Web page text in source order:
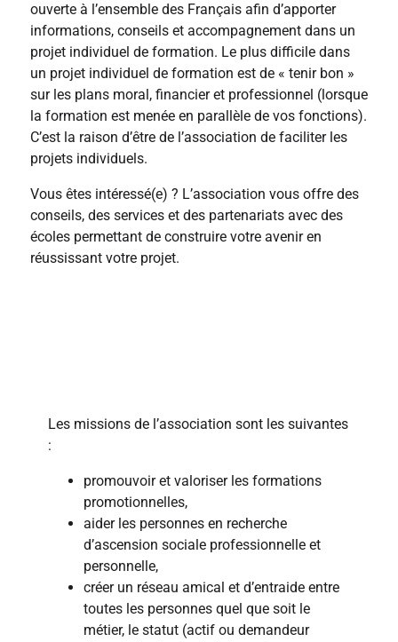
ouverte à l’ensemble des Français afin d’apporter
informations, conseils et accompagnement dans un
projet individuel de formation. Le plus difficile dans
un projet individuel de formation est de « tenir bon »
sur les plans moral, financier et professionnel (lorsque
la formation est menée en parallèle de vos fonctions).
C’est la raison d’être de l’association de faciliter les
projets individuels.
Vous êtes intéressé(e) ? L’association vous offre des
conseils, des services et des partenariats avec des
écoles permettant de construire votre avenir en
réussissant votre projet.
Les missions de l’association sont les suivantes
:
promouvoir et valoriser les formations
promotionnelles,
aider les personnes en recherche
d’ascension sociale professionnelle et
personnelle,
créer un réseau amical et d’entraide entre
toutes les personnes quel que soit le
métier, le statut (actif ou demandeur